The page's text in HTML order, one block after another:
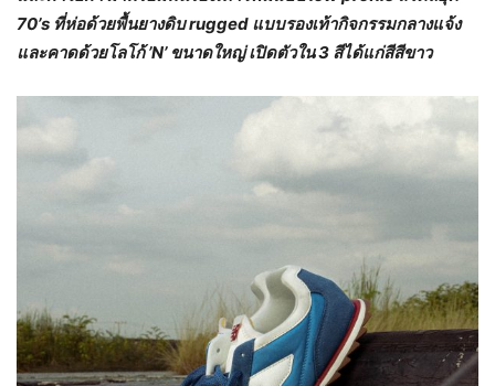
70’s ที่ห่อด้วยพื้นยางดิบ rugged แบบรองเท้ากิจกรรมกลางแจ้ง
และคาดด้วยโลโก้ ’N’ ขนาดใหญ่ เปิดตัวใน 3 สีได้แก่สีสีขาว